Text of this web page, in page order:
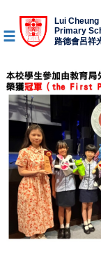
Lui
Primary
路德會呂祥